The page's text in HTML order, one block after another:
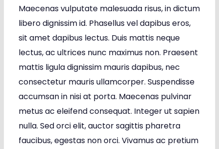
Obras
Contato
Maecenas vulputate malesuada risus, in dictum
libero dignissim id. Phasellus vel dapibus eros,
sit amet dapibus lectus. Duis mattis neque
lectus, ac ultrices nunc maximus non. Praesent
mattis ligula dignissim mauris dapibus, nec
consectetur mauris ullamcorper. Suspendisse
accumsan in nisi at porta. Maecenas pulvinar
metus ac eleifend consequat. Integer ut sapien
nulla. Sed orci elit, auctor sagittis pharetra
faucibus, egestas non orci. Vivamus ac pretium